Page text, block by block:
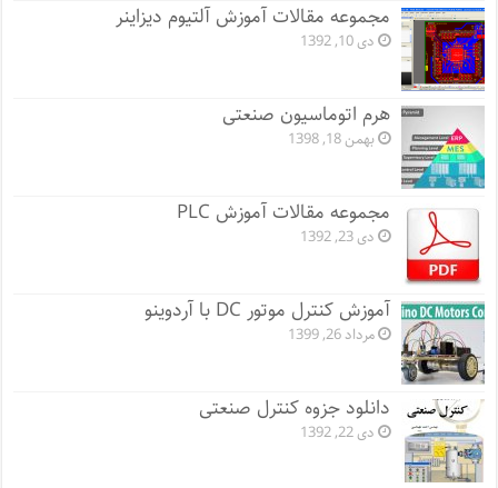
مجموعه مقالات آموزش آلتیوم دیزاینر
دی 10, 1392
هرم اتوماسیون صنعتی
بهمن 18, 1398
مجموعه مقالات آموزش PLC
دی 23, 1392
آموزش کنترل موتور DC با آردوینو
مرداد 26, 1399
دانلود جزوه کنترل صنعتی
دی 22, 1392